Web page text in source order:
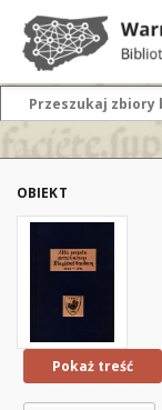
OBIEKT
Pokaż treść